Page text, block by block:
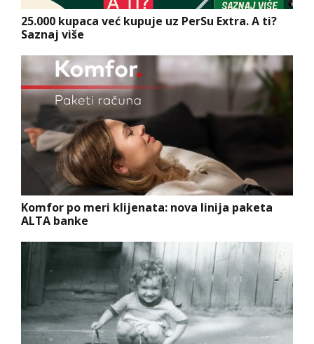
25.000 kupaca već kupuje uz PerSu Extra. A ti?
Saznaj više
Komfor po meri klijenata: nova linija paketa
ALTA banke